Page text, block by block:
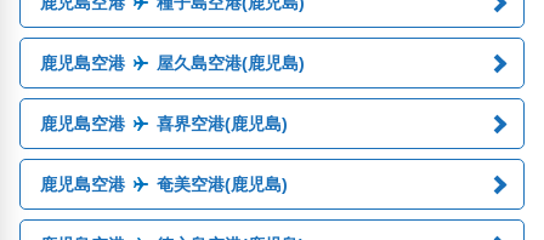
鹿児島空港 屋久島空港(鹿児島)
鹿児島空港 喜界空港(鹿児島)
鹿児島空港 奄美空港(鹿児島)